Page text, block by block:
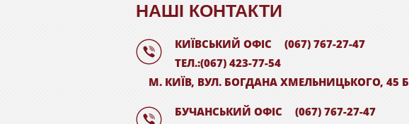
НАШI КОНТАКТИ
КИЇВСЬКИЙ ОФІС
(067) 767-27-47
ТЕЛ.:(067) 423-77-54
М. КИЇВ, ВУЛ. БОГДАНА ХМЕЛЬНИЦЬКОГО, 45 Б
БУЧАНСЬКИЙ ОФІС
(067) 767-27-47